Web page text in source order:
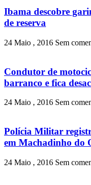
Ibama descobre
de reserva
24 Maio , 2016 Sem
Condutor de
barranco e fica
24 Maio , 2016 Sem
Polícia Militar
em Machadinho do
24 Maio , 2016 Sem